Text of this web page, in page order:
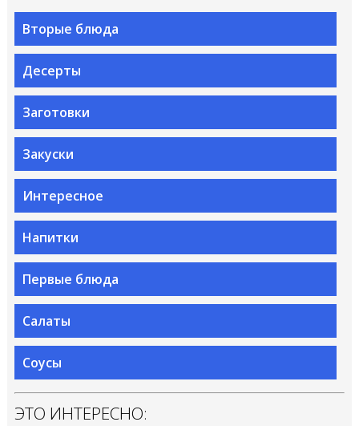
Вторые блюда
Десерты
Заготовки
Закуски
Интересное
Напитки
Первые блюда
Салаты
Соусы
ЭТО ИНТЕРЕСНО: